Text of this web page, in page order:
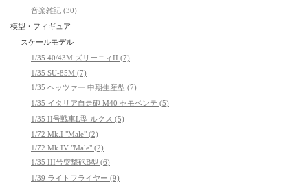
音楽雑記 (30)
模型・フィギュア
スケールモデル
1/35 40/43M ズリーニィII (7)
1/35 SU-85M (7)
1/35 ヘッツァー 中期生産型 (7)
1/35 イタリア自走砲 M40 セモベンテ (5)
1/35 II号戦車L型 ルクス (5)
1/72 Mk.I "Male" (2)
1/72 Mk.IV "Male" (2)
1/35 III号突撃砲B型 (6)
1/39 ライトフライヤー (9)